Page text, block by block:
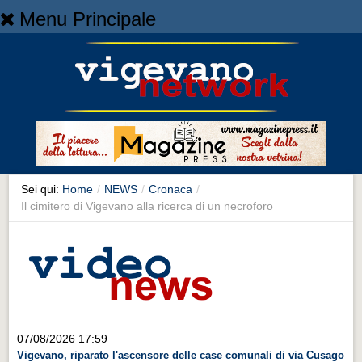
Menu Principale
NEWS
Cronaca
Cronaca
Artes et Artificia
Sport
Territorio
Sei qui: Home / NEWS / Cronaca /
Il cimitero di Vigevano alla ricerca di un necroforo
07/08/2026 17:59
Vigevano, riparato l'ascensore delle case comunali di via Cusago